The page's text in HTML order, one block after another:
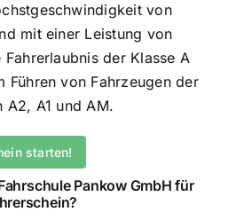
von
mit einer Leistung von
Fahrerlaubnis der Klasse A
Führen von Fahrzeugen der
A2, A1 und AM.
starten!
Pankow GmbH für